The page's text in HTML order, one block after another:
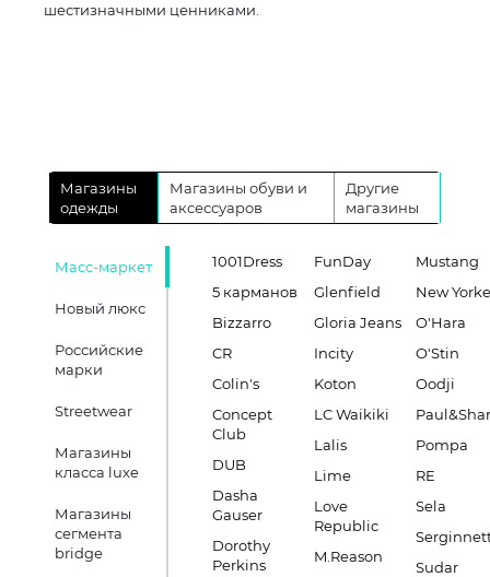
шестизначными ценниками.
Магазины
одежды
Магазины обуви и
аксессуаров
Другие
магазины
Масс-маркет
Новый люкс
Российские
марки
Streetwear
Магазины
класса luxe
Магазины
сегмента
bridge
1001Dress
5 карманов
Bizzarro
CR
Colin's
Concept
Club
DUB
Dasha
Gauser
Dorothy
Perkins
FunDay
Glenfield
Gloria Jeans
Incity
Koton
LC Waikiki
Lalis
Lime
Love
Republic
M.Reason
Mustang
New
O'Hara
O'Stin
Oodji
Pompa
RE
Sela
Sudar